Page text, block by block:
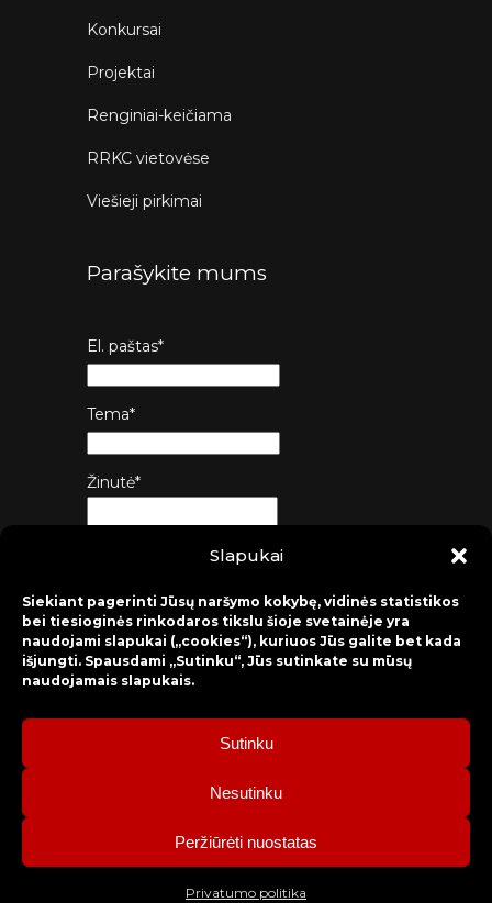
Slapukai
Siekiant pagerinti Jūsų naršymo kokybę, vidinės statistikos
bei tiesioginės rinkodaros tikslu šioje svetainėje yra
naudojami slapukai („cookies“), kuriuos Jūs galite bet kada
išjungti. Spausdami „Sutinku“, Jūs sutinkate su mūsų
naudojamais slapukais.
Sutinku
Nesutinku
Peržiūrėti nuostatas
Privatumo politika
Konkursai
Projektai
Renginiai-keičiama
RRKC vietovėse
Viešieji pirkimai
Parašykite mums
El. paštas*
Tema*
Žinutė*
2026 © Raseinių rajono kultūros centras
+370 428 52 579.